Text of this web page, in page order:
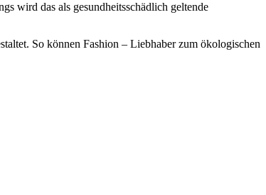
wird das als gesundheitsschädlich geltende
So können Fashion – Liebhaber zum ökologischen